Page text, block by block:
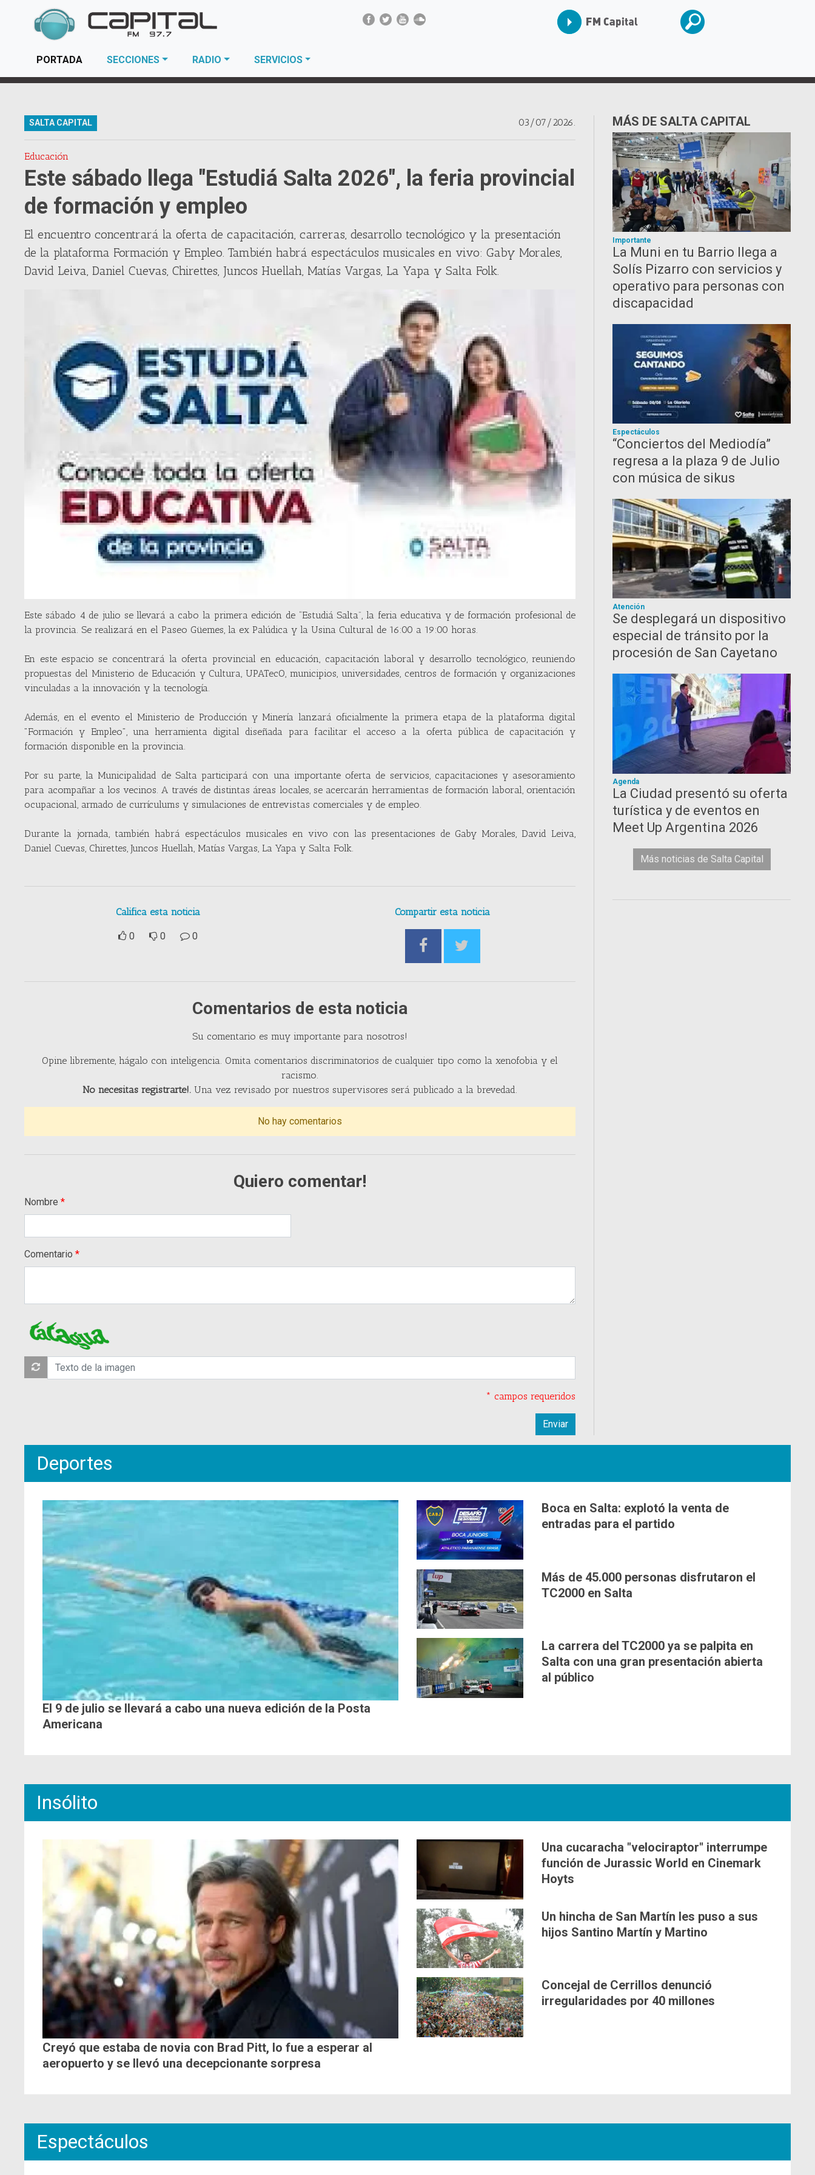
PORTADA(current)SECCIONES RADIO SERVICIOS
03/07/2026.
SALTA CAPITAL
Educación
Este sábado llega "Estudiá Salta 2026", la feria provincial
de formación y empleo
El encuentro concentrará la oferta de capacitación, carreras, desarrollo tecnológico y la presentación
de la plataforma Formación y Empleo. También habrá espectáculos musicales en vivo: Gaby Morales,
David Leiva, Daniel Cuevas, Chirettes, Juncos Huellah, Matías Vargas, La Yapa y Salta Folk.
Este sábado 4 de julio se llevará a cabo la primera edición de “Estudiá Salta”, la feria educativa y de formación profesional de
la provincia. Se realizará en el Paseo Güemes, la ex Palúdica y la Usina Cultural de 16:00 a 19:00 horas.
En este espacio se concentrará la oferta provincial en educación, capacitación laboral y desarrollo tecnológico, reuniendo
propuestas del Ministerio de Educación y Cultura, UPATecO, municipios, universidades, centros de formación y organizaciones
vinculadas a la innovación y la tecnología.
Además, en el evento el Ministerio de Producción y Minería lanzará oficialmente la primera etapa de la plataforma digital
"Formación y Empleo", una herramienta digital diseñada para facilitar el acceso a la oferta pública de capacitación y
formación disponible en la provincia.
Por su parte, la Municipalidad de Salta participará con una importante oferta de servicios, capacitaciones y asesoramiento
para acompañar a los vecinos. A través de distintas áreas locales, se acercarán herramientas de formación laboral, orientación
ocupacional, armado de currículums y simulaciones de entrevistas comerciales y de empleo.
Durante la jornada, también habrá espectáculos musicales en vivo con las presentaciones de Gaby Morales, David Leiva,
Daniel Cuevas, Chirettes, Juncos Huellah, Matías Vargas, La Yapa y Salta Folk.
Califica esta noticia
0 0 0
Compartir esta noticia
Comentarios de esta noticia
Su comentario es muy importante para nosotros!
Opine libremente, hágalo con inteligencia. Omita comentarios discriminatorios de cualquier tipo como la xenofobia y el
racismo.
No necesitas registrarte!. Una vez revisado por nuestros supervisores será publicado a la brevedad.
No hay comentarios
Quiero comentar!
Nombre
Comentario
* campos requeridos
MÁS DE SALTA CAPITAL
Importante
La Muni en tu Barrio llega a
Solís Pizarro con servicios y
operativo para personas con
discapacidad
Espectáculos
“Conciertos del Mediodía”
regresa a la plaza 9 de Julio
con música de sikus
Atención
Se desplegará un dispositivo
especial de tránsito por la
procesión de San Cayetano
Agenda
La Ciudad presentó su oferta
turística y de eventos en
Meet Up Argentina 2026
Más noticias de Salta Capital
Deportes
El 9 de julio se llevará a cabo una nueva edición de la Posta
Americana
Boca en Salta: explotó la venta de
entradas para el partido
Más de 45.000 personas disfrutaron el
TC2000 en Salta
La carrera del TC2000 ya se palpita en
Salta con una gran presentación abierta
al público
Insólito
Creyó que estaba de novia con Brad Pitt, lo fue a esperar al
aeropuerto y se llevó una decepcionante sorpresa
Una cucaracha "velociraptor" interrumpe
función de Jurassic World en Cinemark
Hoyts
Un hincha de San Martín les puso a sus
hijos Santino Martín y Martino
Concejal de Cerrillos denunció
irregularidades por 40 millones
Espectáculos